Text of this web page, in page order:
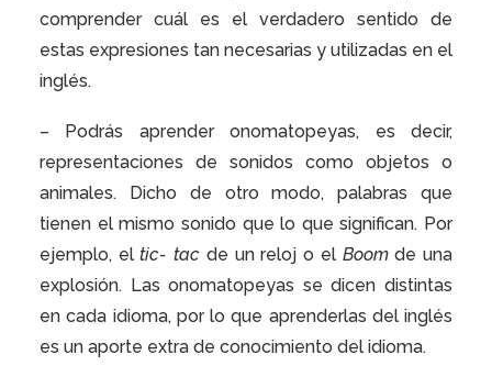
comprender cuál es el verdadero sentido de
estas expresiones tan necesarias y utilizadas en el
inglés.
– Podrás aprender onomatopeyas, es decir,
representaciones de sonidos como objetos o
animales. Dicho de otro modo, palabras que
tienen el mismo sonido que lo que significan. Por
ejemplo, eltic- tac de un reloj o el Boomde una
explosión. Las onomatopeyas se dicen distintas
en cada idioma, por lo que aprenderlas del inglés
es un aporte extra de conocimiento del idioma.